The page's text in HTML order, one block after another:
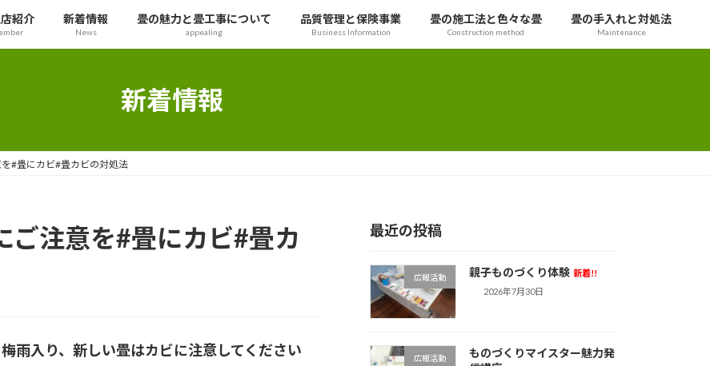
紹介 新着情報
News
畳の魅力と畳工事について
appealing
品質管理と保険事業
Business Information
畳の施工法と色々な畳
Construction method
畳の手入れと対処法
Maintenance
新着情報
#畳にカビ#畳カビの対処法
ご注意を#畳にカビ#畳カ
雨入り、新しい畳はカビに注意してください
最近の投稿
広報活動 親子ものづくり体験 新着!!
2026年7月30日
広報活動
ものづくりマイスター魅力発